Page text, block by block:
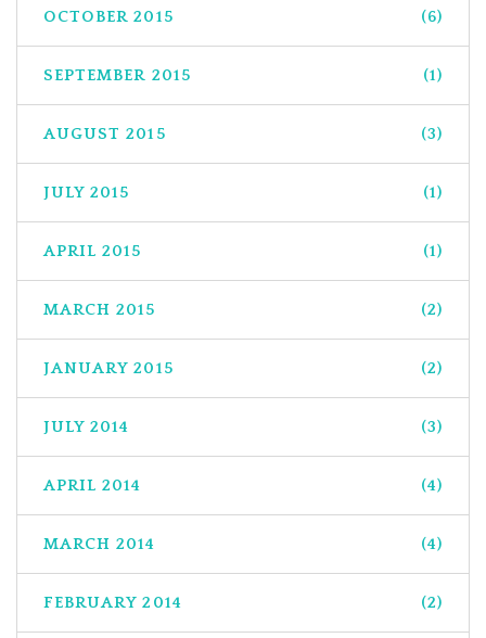
OCTOBER 2015 (6)
SEPTEMBER 2015 (1)
AUGUST 2015 (3)
JULY 2015 (1)
APRIL 2015 (1)
MARCH 2015 (2)
JANUARY 2015 (2)
JULY 2014 (3)
APRIL 2014 (4)
MARCH 2014 (4)
FEBRUARY 2014 (2)